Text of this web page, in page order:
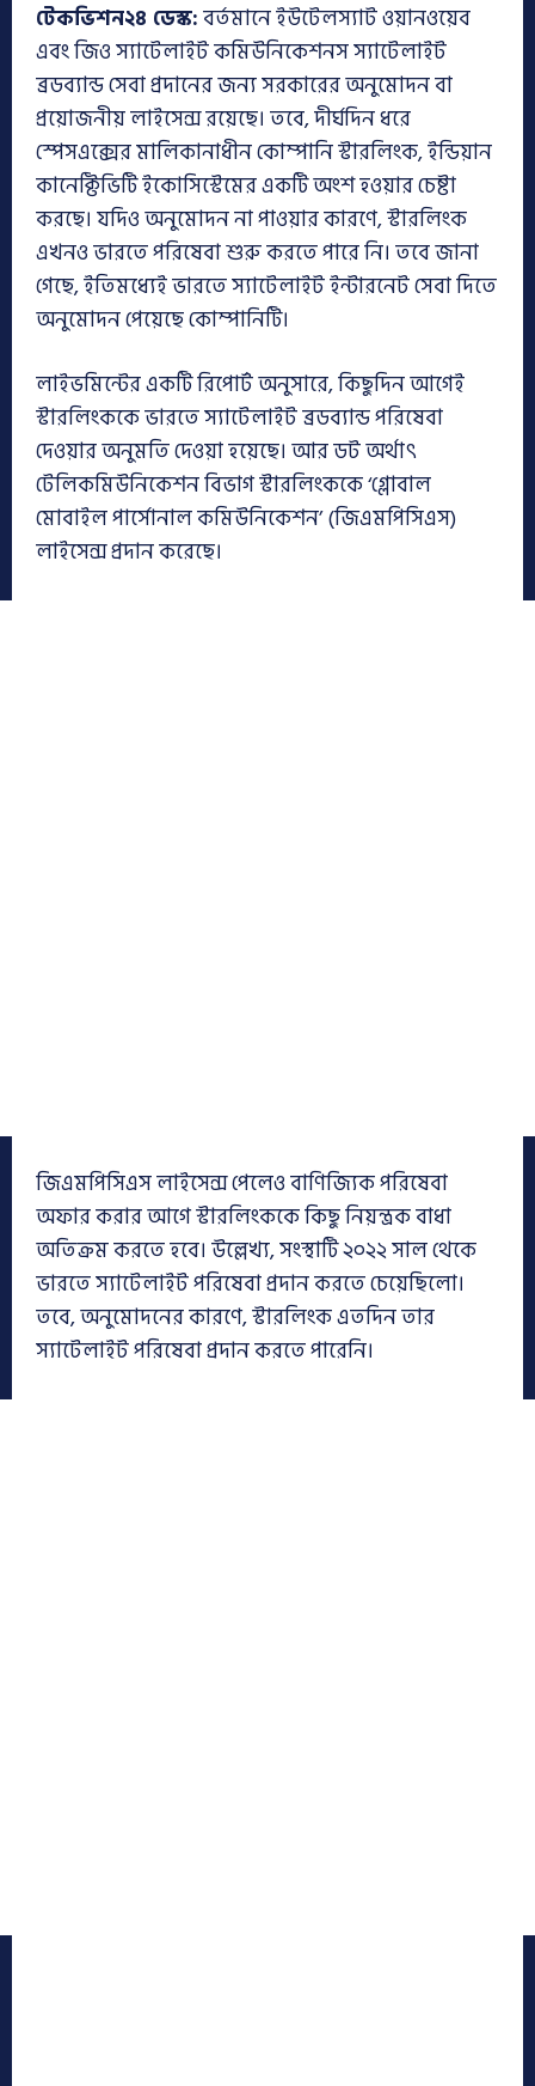
টেকভিশন২৪ ডেস্ক:বর্তমানে ইউটেলস্যাট ওয়ানওয়েব
এবং জিও স্যাটেলাইট কমিউনিকেশনস স্যাটেলাইট
ব্রডব্যান্ড সেবা প্রদানের জন্য সরকারের অনুমোদন বা
প্রয়োজনীয় লাইসেন্স রয়েছে। তবে, দীর্ঘদিন ধরে
স্পেসএক্সের মালিকানাধীন কোম্পানি স্টারলিংক, ইন্ডিয়ান
কানেক্টিভিটি ইকোসিস্টেমের একটি অংশ হওয়ার চেষ্টা
করছে। যদিও অনুমোদন না পাওয়ার কারণে, স্টারলিংক
এখনও ভারতে পরিষেবা শুরু করতে পারে নি। তবে জানা
গেছে, ইতিমধ্যেই ভারতে স্যাটেলাইট ইন্টারনেট সেবা দিতে
অনুমোদন পেয়েছে কোম্পানিটি।
লাইভমিন্টের একটি রিপোর্ট অনুসারে, কিছুদিন আগেই
স্টারলিংককে ভারতে স্যাটেলাইট ব্রডব্যান্ড পরিষেবা
দেওয়ার অনুমতি দেওয়া হয়েছে। আর ডট অর্থাৎ
টেলিকমিউনিকেশন বিভাগ স্টারলিংককে ‘গ্লোবাল
মোবাইল পার্সোনাল কমিউনিকেশন’ (জিএমপিসিএস)
লাইসেন্স প্রদান করেছে।
জিএমপিসিএস লাইসেন্স পেলেও বাণিজ্যিক পরিষেবা
অফার করার আগে স্টারলিংককে কিছু নিয়ন্ত্রক বাধা
অতিক্রম করতে হবে। উল্লেখ্য, সংস্থাটি ২০২২ সাল থেকে
ভারতে স্যাটেলাইট পরিষেবা প্রদান করতে চেয়েছিলো।
তবে, অনুমোদনের কারণে, স্টারলিংক এতদিন তার
স্যাটেলাইট পরিষেবা প্রদান করতে পারেনি।